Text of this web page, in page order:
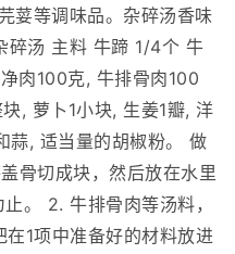
荽等调味品。杂碎汤香味
碎汤 主料 牛蹄 1/4个 牛
肉100克, 牛排骨肉100
, 萝卜1小块, 生姜1瓣, 洋
蒜, 适当量的胡椒粉。 做
骨切成块，然后放在水里
。 2. 牛排骨肉等汤料，
1项中准备好的材料放进